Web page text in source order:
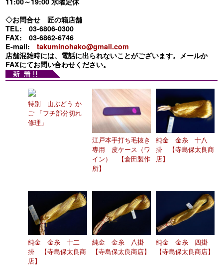
◇お問合せ 匠の箱店舗
TEL: 03-6806-0300
FAX: 03-6862-6746
E-mail:takuminohako@gmail.com
店舗混雑時には、電話に出られないことがございます。メールか
FAXにてお問い合わせください。
特別 山ぶどう か
ご 「フチ部分切れ
修理」
江戸本手打ち毛抜き
専用 皮ケース（ワ
イン） 【倉田製作
所】
純金 金糸 十八
掛 【寺島保太良商
店】
純金 金糸 十二
掛 【寺島保太良商
店】
純金 金糸 八掛
【寺島保太良商店】
純金 金糸 四掛
【寺島保太良商店】